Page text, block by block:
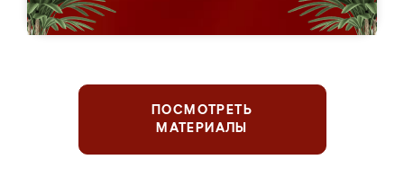
ПОСМОТРЕТЬ
МАТЕРИАЛЫ